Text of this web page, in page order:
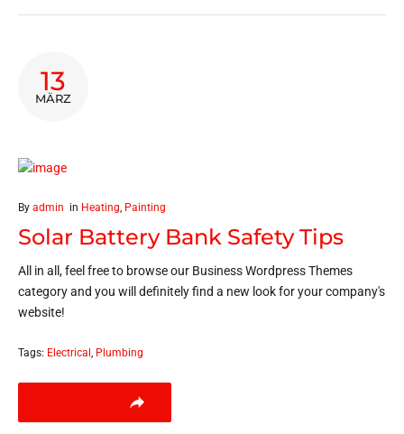
13
MÄRZ
By admin in Heating, Painting
Solar Battery Bank Safety Tips
All in all, feel free to browse our Business Wordpress Themes
category and you will definitely find a new look for your company's
website!
Tags: Electrical , Plumbing